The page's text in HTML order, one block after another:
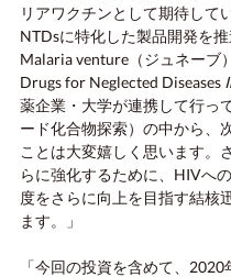
リアワクチンとして期待して
NTDsに特化した製品開発を
Malaria venture（ジュネーブ
Drugs for Neglected Diseases
薬企業・大学が連携して行っ
ード化合物探索）の中から、
ことは大変嬉しく思います。
らに強化するために、HIVへ
度をさらに向上を目指す結核
ます。」
「今回の投資を含めて、